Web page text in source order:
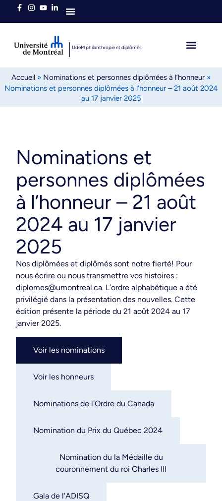
UdeM philanthropie et diplômés
Accueil » Nominations et personnes diplômées à l’honneur »
Nominations et personnes diplômées à l’honneur – 21 août 2024
au 17 janvier 2025
Nominations et
personnes diplômées
à l’honneur – 21 août
2024 au 17 janvier
2025
Nos diplômées et diplômés sont notre fierté! Pour
nous écrire ou nous transmettre vos histoires :
diplomes@umontreal.ca. L’ordre alphabétique a été
privilégié dans la présentation des nouvelles. Cette
édition présente la période du 21 août 2024 au 17
janvier 2025.
Voir les nominations
Voir les honneurs
Nominations de l'Ordre du Canada
Nomination du Prix du Québec 2024
Nomination du la Médaille du
couronnement du roi Charles III
Gala de l'ADISQ